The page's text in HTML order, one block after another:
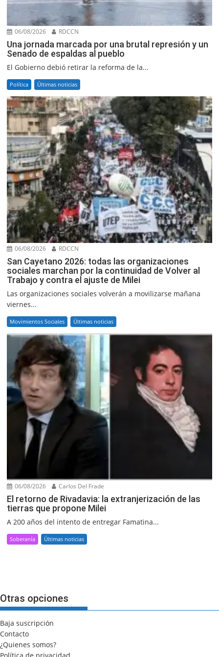
06/08/2026 RDCCN
Una jornada marcada por una brutal represión y un
Senado de espaldas al pueblo
El Gobierno debió retirar la reforma de la...
Política Últimas noticias
06/08/2026 RDCCN
San Cayetano 2026: todas las organizaciones
sociales marchan por la continuidad de Volver al
Trabajo y contra el ajuste de Milei
Las organizaciones sociales volverán a movilizarse mañana
viernes...
Movimientos Sociales Últimas noticias
06/08/2026 Carlos Del Frade
El retorno de Rivadavia: la extranjerización de las
tierras que propone Milei
A 200 años del intento de entregar Famatina...
Soberanía Últimas noticias
Otras opciones
Baja suscripción
Contacto
¿Quienes somos?
Política de privacidad